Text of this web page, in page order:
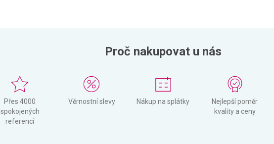
Proč nakupovat u nás
Přes 4000
spokojených
referencí
Věrnostní slevy Nákup na splátky
Nejlepší poměr
kvality a ceny